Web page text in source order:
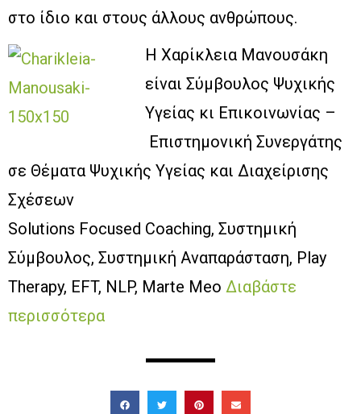
στο ίδιο και στους άλλους ανθρώπους.
Η Χαρίκλεια Μανουσάκη
είναι Σύμβουλος Ψυχικής
Υγείας κι Επικοινωνίας –
Επιστημονική Συνεργάτης
σε Θέματα Ψυχικής Υγείας και Διαχείρισης
Σχέσεων
Solutions Focused Coaching, Συστημική
Σύμβουλος, Συστημική Αναπαράσταση, Play
Therapy, EFT, NLP, Marte Meo Διαβάστε
περισσότερα